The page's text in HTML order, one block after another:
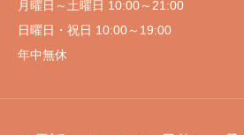
月曜日～土曜日 10:00～21:00
日曜日・祝日 10:00～19:00
年中無休